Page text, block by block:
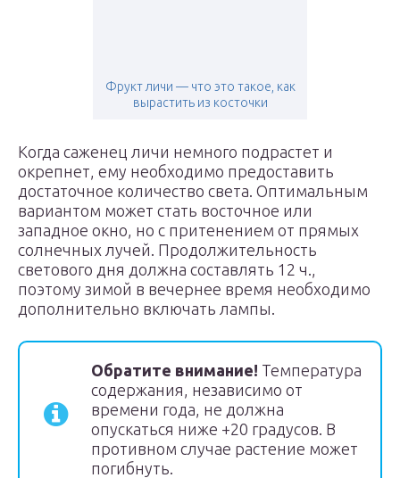
Фрукт личи — что это такое, как
вырастить из косточки
Когда саженец личи немного подрастет и
окрепнет, ему необходимо предоставить
достаточное количество света. Оптимальным
вариантом может стать восточное или
западное окно, но с притенением от прямых
солнечных лучей. Продолжительность
светового дня должна составлять 12 ч.,
поэтому зимой в вечернее время необходимо
дополнительно включать лампы.
Обратите внимание! Температура
содержания, независимо от
времени года, не должна
опускаться ниже +20 градусов. В
противном случае растение может
погибнуть.